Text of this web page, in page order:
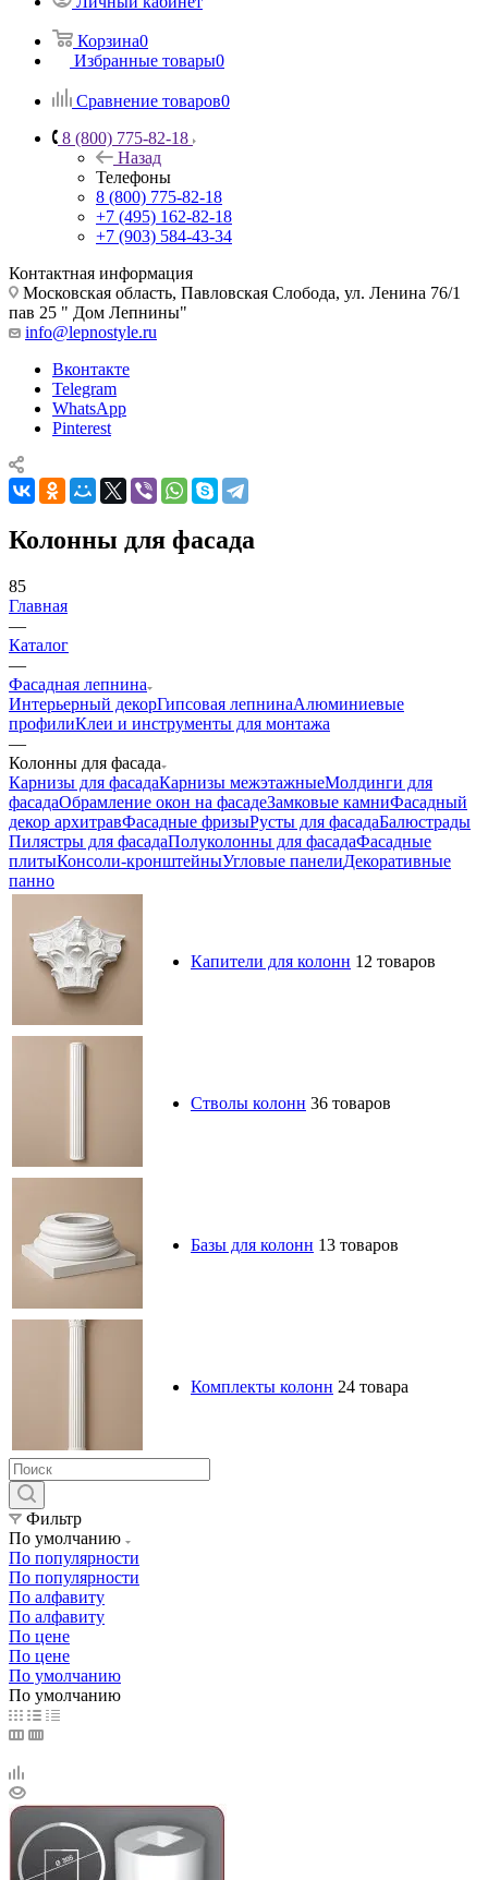
Корзина0
Избранные товары0
Сравнение товаров0
8 (800) 775-82-18
Назад
Телефоны
8 (800) 775-82-18
+7 (495) 162-82-18
+7 (903) 584-43-34
Контактная информация
Московская область, Павловская Слобода, ул. Ленина 76/1
пав 25 " Дом Лепнины"
info@lepnostyle.ru
Вконтакте
Telegram
WhatsApp
Pinterest
Колонны для фасада
85
Главная
—
Каталог
—
Фасадная лепнина
Интерьерный декорГипсовая лепнинаАлюминиевые
профилиКлеи и инструменты для монтажа
—
Колонны для фасада
Карнизы для фасадаКарнизы межэтажныеМолдинги для
фасадаОбрамление окон на фасадеЗамковые камниФасадный
декор архитравФасадные фризыРусты для фасадаБалюстрады
Пилястры для фасадаПолуколонны для фасадаФасадные
плитыКонсоли-кронштейныУгловые панелиДекоративные
панно
Капители для колонн 12 товаров
Стволы колонн 36 товаров
Базы для колонн 13 товаров
Комплекты колонн 24 товара
Фильтр
По умолчанию
По популярности
По популярности
По алфавиту
По алфавиту
По цене
По цене
По умолчанию
По умолчанию